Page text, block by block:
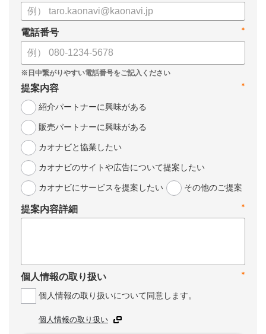
*
電話番号
*
提案内容
紹介パートナーに興味がある
販売パートナーに興味がある
カオナビと協業したい
カオナビのサイトや広告について提案したい
カオナビにサービスを提案したい
その他のご提案
*
提案内容詳細
*
個人情報の取り扱い
個人情報の取り扱いについて同意します。
個人情報の取り扱い